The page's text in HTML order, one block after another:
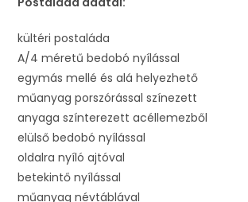
kültéri postaláda
A/4 méretű bedobó nyílással
egymás mellé és alá helyezhető
műanyag porszórással színezett
anyaga színterezett acéllemezből
elülső bedobó nyílással
oldalra nyíló ajtóval
betekintő nyílással
műanyag névtáblával